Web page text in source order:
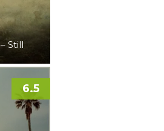
Still
6.5